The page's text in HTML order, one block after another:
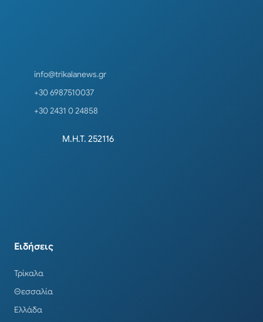
info@trikalanews.gr
+30 6987510037
+30 2431 0 24858
Μ.Η.Τ. 252116
Ειδήσεις
Τρίκαλα
Θεσσαλία
Ελλάδα